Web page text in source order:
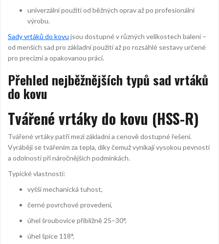
univerzální použití od běžných oprav až po profesionální
výrobu.
Sady vrtáků do kovu jsou dostupné v různých velikostech balení –
od menších sad pro základní použití až po rozsáhlé sestavy určené
pro precizní a opakovanou práci.
Přehled nejběžnějších typů sad vrtáků
do kovu
Tvářené vrtáky do kovu (HSS-R)
Tvářené vrtáky patří mezi základní a cenově dostupné řešení.
Vyrábějí se tvářením za tepla, díky čemuž vynikají vysokou pevností
a odolností při náročnějších podmínkách.
Typické vlastnosti:
vyšší mechanická tuhost,
černé povrchové provedení,
úhel šroubovice přibližně 25–30°,
úhel špice 118°,